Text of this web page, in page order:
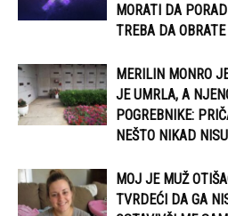
MORATI DA
TREBA DA
MERILIN MONRO
JE UMRLA, A
POGREBNIKE:
NEŠTO NIKAD
MOJ JE MUŽ
TVRDEĆI DA GA